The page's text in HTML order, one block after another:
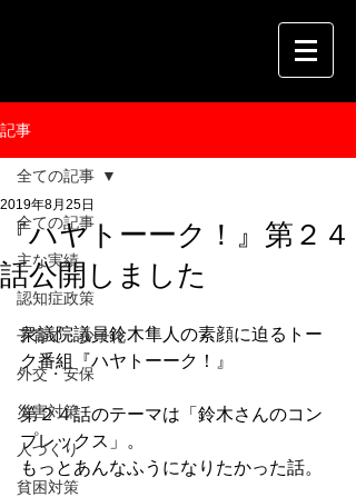
記事
全ての記事
主な実績
認知症政策
子育て・少子化
外交・安保
災害対策
人づくり
貧困対策
全ての記事
『ハヤトーーク！』第２４
話公開しました
2019年8月25日
衆議院議員鈴木隼人の素顔に迫るトー
ク番組『ハヤトーーク！』
第２４話のテーマは「鈴木さんのコン
プレックス」。
もっとあんなふうになりたかった話。